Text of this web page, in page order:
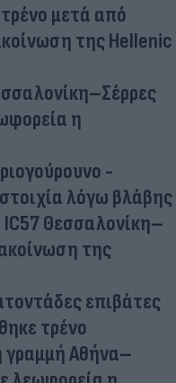
μετά από
της Hellenic
η
-
λόγω βλάβης
Θεσσαλονίκη–
της
επιβάτες
τρένο
γραμμή Αθήνα–